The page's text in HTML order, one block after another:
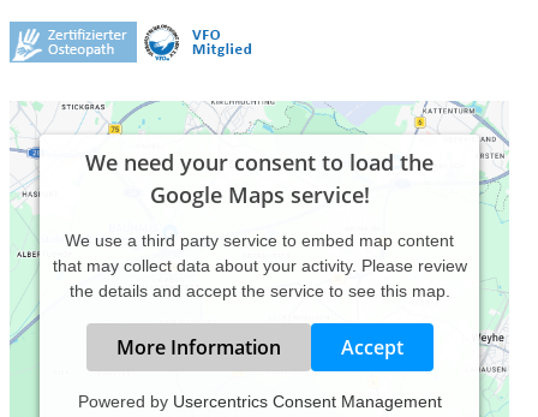
We need your consent to load the
Google Maps service!
We use a third party service to embed map content
that may collect data about your activity. Please review
the details and accept the service to see this map.
More Information Accept
Powered by Usercentrics Consent Management